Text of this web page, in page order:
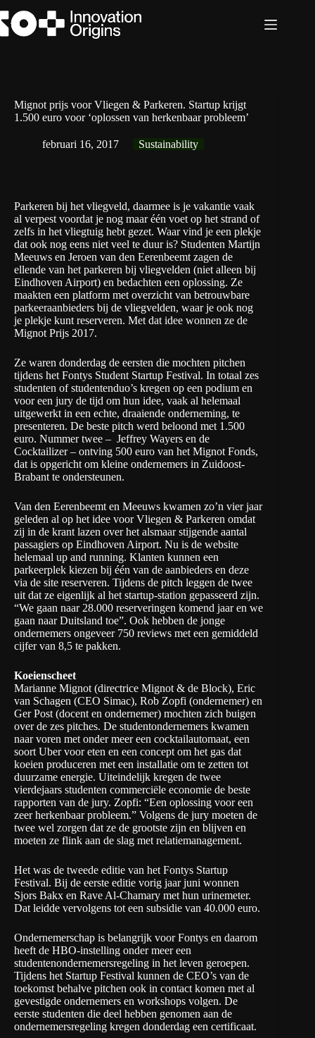
naar
de
Mignot prijs voor Vliegen & Parkeren. Startup krijgt
1.500 euro voor ‘oplossen van herkenbaar probleem’
februari 16, 2017 Sustainability
Parkeren bij het vliegveld, daarmee is je vakantie vaak
al verpest voordat je nog maar één voet op het strand of
zelfs in het vliegtuig hebt gezet. Waar vind je een plekje
dat ook nog eens niet veel te duur is? Studenten Martijn
Meeuws en Jeroen van den Eerenbeemt zagen de
ellende van het parkeren bij vliegvelden (niet alleen bij
Eindhoven Airport) en bedachten een oplossing. Ze
maakten een platform met overzicht van betrouwbare
parkeeraanbieders bij de vliegvelden, waar je ook nog
je plekje kunt reserveren. Met dat idee wonnen ze de
Mignot Prijs 2017.
Ze waren donderdag de eersten die mochten pitchen
tijdens het Fontys Student Startup Festival. In totaal zes
studenten of studentenduo’s kregen op een podium en
voor een jury de tijd om hun idee, vaak al helemaal
uitgewerkt in een echte, draaiende onderneming, te
presenteren. De beste pitch werd beloond met 1.500
euro. Nummer twee – Jeffrey Wayers en de
Cocktailizer– ontving 500 euro van het Mignot Fonds,
dat is opgericht om kleine ondernemers in Zuidoost-
Brabant te ondersteunen.
Van den Eerenbeemt en Meeuws kwamen zo’n vier jaar
geleden al op het idee voorVliegen & Parkeren omdat
zij in de krant lazen over het alsmaar stijgende aantal
passagiers op Eindhoven Airport. Nu is de website
helemaal up and running. Klanten kunnen een
parkeerplek kiezen bij één van de aanbieders en deze
via de site reserveren. Tijdens de pitch leggen de twee
uit dat ze eigenlijk al het startup-station gepasseerd zijn.
“We gaan naar 28.000 reserveringen komend jaar en we
gaan naar Duitsland toe”. Ook hebben de jonge
ondernemers ongeveer 750 reviews met een gemiddeld
cijfer van 8,5 te pakken.
Koeienscheet
Marianne Mignot (directrice Mignot & de Block), Eric
van Schagen (CEO Simac), Rob Zopfi (ondernemer) en
Ger Post (docent en ondernemer) mochten zich buigen
over de zes pitches. De studentondernemers kwamen
naar voren met onder meer een cocktailautomaat, een
soort Uber voor eten en een concept om het gas dat
koeien produceren met een installatie om te zetten tot
duurzame energie. Uiteindelijk kregen de twee
vierdejaars studenten commerciële economie de beste
rapporten van de jury. Zopfi: “Een oplossing voor een
zeer herkenbaar probleem.” Volgens de jury moeten de
twee wel zorgen dat ze de grootste zijn en blijven en
moeten ze flink aan de slag met relatiemanagement.
Het was de tweede editie van het Fontys Startup
Festival. Bij de eerste editie vorig jaar juni wonnen
Sjors Bakx en Rave Al-Chamary met hun urinemeter.
Dat leidde vervolgens tot een subsidie van 40.000 euro.
Ondernemerschap is belangrijk voor Fontys en daarom
heeft de HBO-instelling onder meer een
studentenondernemersregeling in het leven geroepen.
Tijdens het Startup Festival kunnen de CEO’s van de
toekomst behalve pitchen ook in contact komen met al
gevestigde ondernemers en workshops volgen. De
eerste studenten die deel hebben genomen aan de
ondernemersregeling kregen donderdag een certificaat.